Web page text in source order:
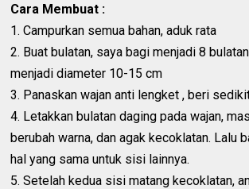
Cara Membuat :
1. Campurkan semua bahan, aduk rata
2. Buat bulatan, saya bagi menjadi 8
menjadi diameter 10-15 cm
3. Panaskan wajan anti lengket , beri
4. Letakkan bulatan daging pada wajan,
berubah warna, dan agak kecoklatan. Lalu
hal yang sama untuk sisi lainnya.
5. Setelah kedua sisi matang kecoklatan,